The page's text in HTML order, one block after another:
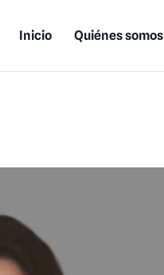
Inicio Quiénes somos